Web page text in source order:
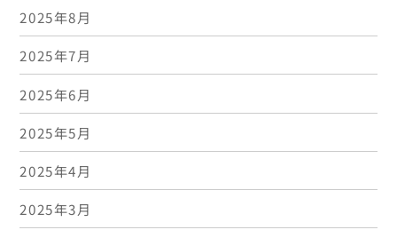
2025年8月
2025年7月
2025年6月
2025年5月
2025年4月
2025年3月